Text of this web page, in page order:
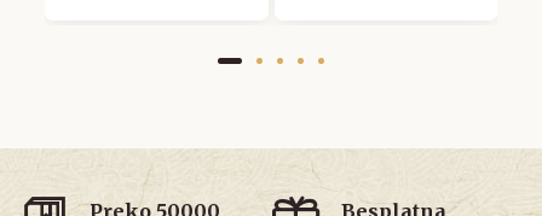
Preko 50000
Besplatna